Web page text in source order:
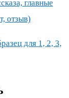
главные
отзыв)
для 1, 2, 3,